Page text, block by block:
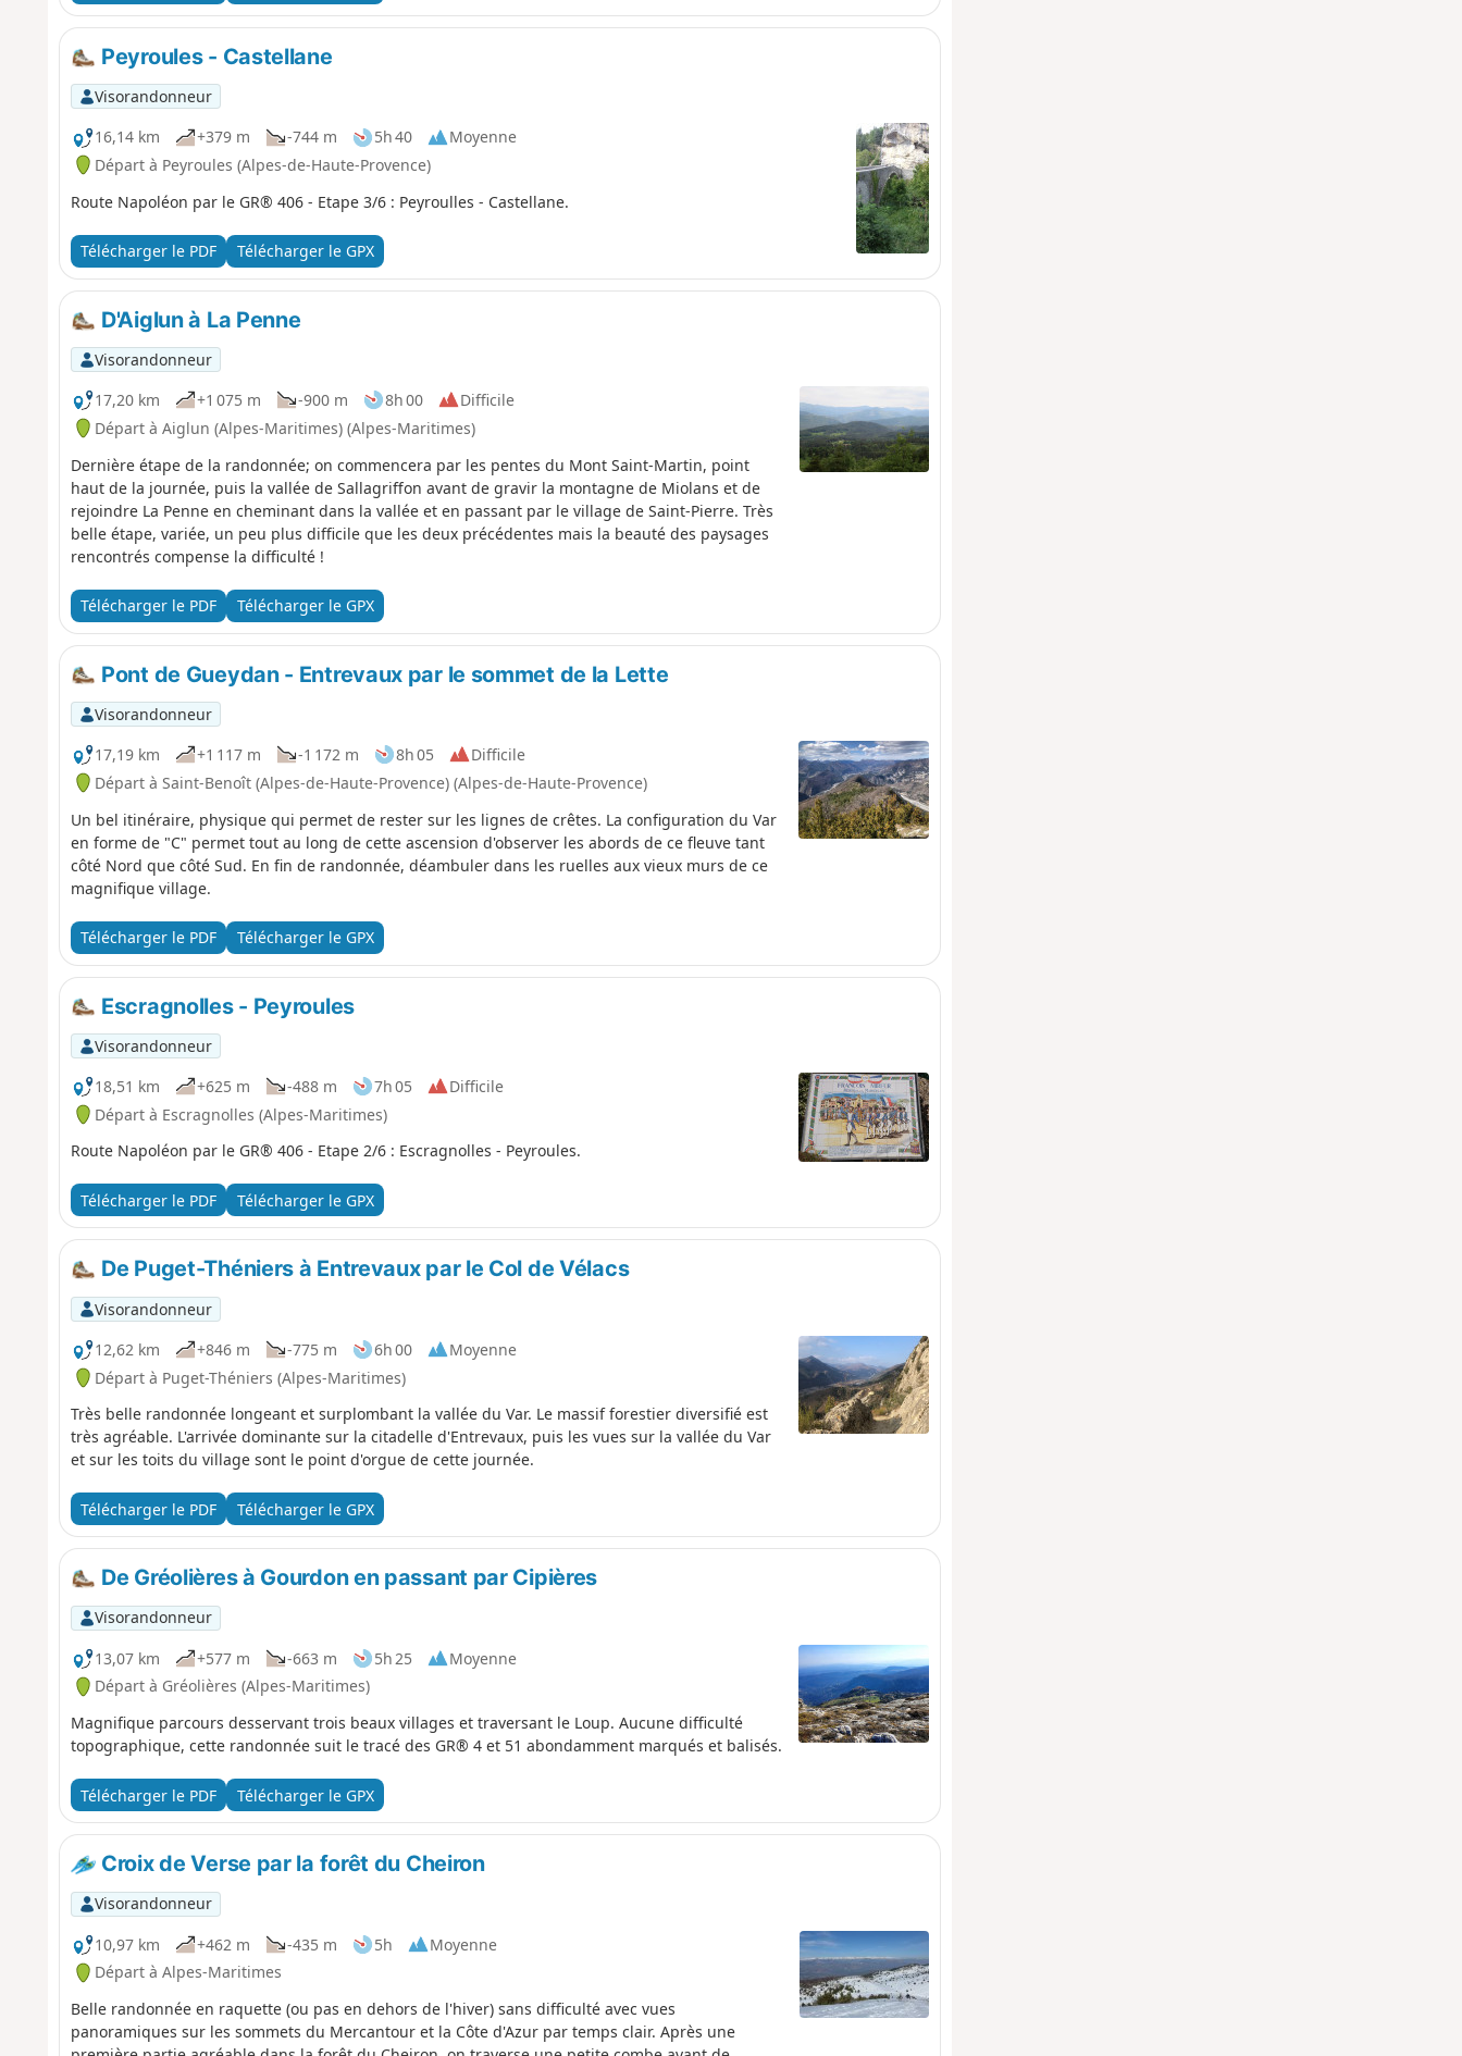
Peyroules - Castellane
Visorandonneur
16,14 km
+379 m -744 m 5h 40
Moyenne
Départ à Peyroules (Alpes-de-Haute-Provence)
Route Napoléon par le GR® 406 - Etape 3/6 : Peyroulles - Castellane.
Télécharger le PDF Télécharger le GPX
D'Aiglun à La Penne
Visorandonneur
17,20 km
+1 075 m -900 m 8h 00
Difficile
Départ à Aiglun (Alpes-Maritimes) (Alpes-Maritimes)
Dernière étape de la randonnée; on commencera par les pentes du Mont Saint-Martin, point
haut de la journée, puis la vallée de Sallagriffon avant de gravir la montagne de Miolans et de
rejoindre La Penne en cheminant dans la vallée et en passant par le village de Saint-Pierre. Très
belle étape, variée, un peu plus difficile que les deux précédentes mais la beauté des paysages
rencontrés compense la difficulté !
Télécharger le PDF Télécharger le GPX
Pont de Gueydan - Entrevaux par le sommet de la Lette
Visorandonneur
17,19 km
+1 117 m -1 172 m 8h 05
Difficile
Départ à Saint-Benoît (Alpes-de-Haute-Provence) (Alpes-de-Haute-Provence)
Un bel itinéraire, physique qui permet de rester sur les lignes de crêtes. La configuration du Var
en forme de "C" permet tout au long de cette ascension d'observer les abords de ce fleuve tant
côté Nord que côté Sud. En fin de randonnée, déambuler dans les ruelles aux vieux murs de ce
magnifique village.
Télécharger le PDF Télécharger le GPX
Escragnolles - Peyroules
Visorandonneur
18,51 km
+625 m -488 m 7h 05
Difficile
Départ à Escragnolles (Alpes-Maritimes)
Route Napoléon par le GR® 406 - Etape 2/6 : Escragnolles - Peyroules.
Télécharger le PDF Télécharger le GPX
De Puget-Théniers à Entrevaux par le Col de Vélacs
Visorandonneur
12,62 km
+846 m -775 m 6h 00
Moyenne
Départ à Puget-Théniers (Alpes-Maritimes)
Très belle randonnée longeant et surplombant la vallée du Var. Le massif forestier diversifié est
très agréable. L'arrivée dominante sur la citadelle d'Entrevaux, puis les vues sur la vallée du Var
et sur les toits du village sont le point d'orgue de cette journée.
Télécharger le PDF Télécharger le GPX
De Gréolières à Gourdon en passant par Cipières
Visorandonneur
13,07 km
+577 m -663 m 5h 25
Moyenne
Départ à Gréolières (Alpes-Maritimes)
Magnifique parcours desservant trois beaux villages et traversant le Loup. Aucune difficulté
topographique, cette randonnée suit le tracé des GR® 4 et 51 abondamment marqués et balisés.
Télécharger le PDF Télécharger le GPX
Croix de Verse par la forêt du Cheiron
Visorandonneur
10,97 km
+462 m -435 m 5h
Moyenne
Départ à Alpes-Maritimes
Belle randonnée en raquette (ou pas en dehors de l'hiver) sans difficulté avec vues
panoramiques sur les sommets du Mercantour et la Côte d'Azur par temps clair. Après une